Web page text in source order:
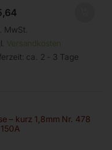
MwSt.
Versandkosten
ca. 2 - 3 Tage
– kurz 1,8mm Nr. 478